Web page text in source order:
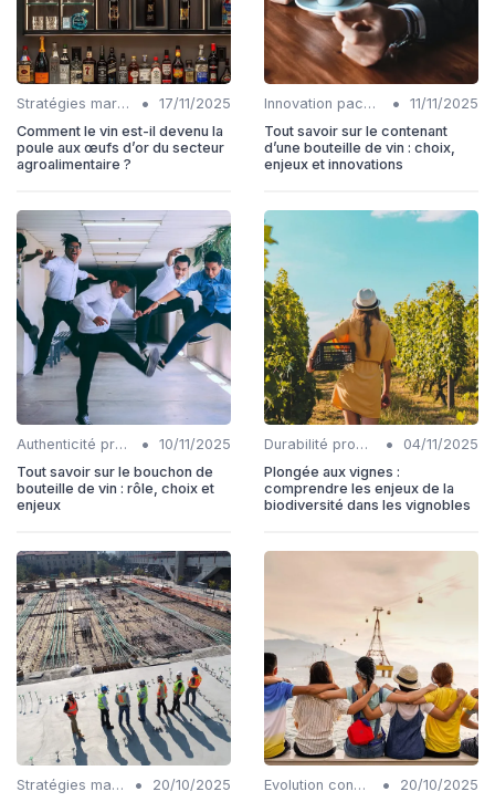
Stratégies marketing •
17/11/2025
Comment le vin est-il devenu la
poule aux œufs d’or du secteur
agroalimentaire ?
Innovation packaging •
11/11/2025
Tout savoir sur le contenant
d’une bouteille de vin : choix,
enjeux et innovations
Authenticité produits •
10/11/2025
Tout savoir sur le bouchon de
bouteille de vin : rôle, choix et
enjeux
Durabilité production •
04/11/2025
Plongée aux vignes :
comprendre les enjeux de la
biodiversité dans les vignobles
Stratégies marketing •
20/10/2025
Evolution consommation •
20/10/2025